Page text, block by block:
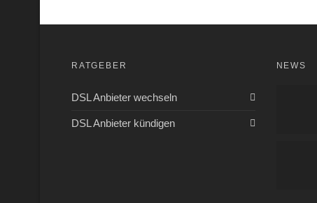
RATGEBER
DSL Anbieter wechseln
DSL Anbieter kündigen
NEWS